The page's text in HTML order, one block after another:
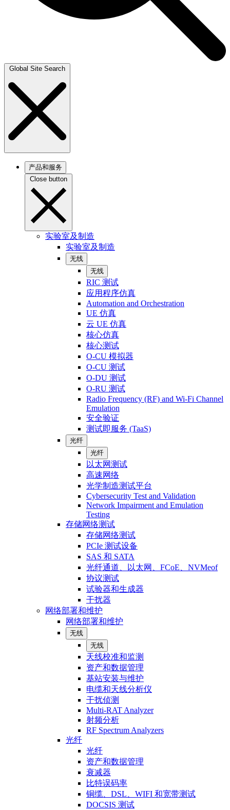
Global Site Search
产品和服务
Close button
实验室及制造
实验室及制造
无线
无线
RIC 测试
应用程序仿真
Automation and Orchestration
UE 仿真
云 UE 仿真
核心仿真
核心测试
O-CU 模拟器
O-CU 测试
O-DU 测试
O-RU 测试
Radio Frequency (RF) and Wi-Fi Channel
Emulation
安全验证
测试即服务 (TaaS)
光纤
光纤
以太网测试
高速网络
光学制造测试平台
Cybersecurity Test and Validation
Network Impairment and Emulation
Testing
存储网络测试
存储网络测试
PCIe 测试设备
SAS 和 SATA
光纤通道、以太网、FCoE、NVMeof
协议测试
试验器和生成器
干扰器
网络部署和维护
网络部署和维护
无线
无线
天线校准和监测
资产和数据管理
基站安装与维护
电缆和天线分析仪
干扰侦测
Multi-RAT Analyzer
射频分析
RF Spectrum Analyzers
光纤
光纤
资产和数据管理
衰减器
比特误码率
铜缆、DSL、WIFI 和宽带测试
DOCSIS 测试